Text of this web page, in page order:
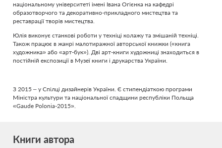
національному університеті імені Івана Огієнка на кафедрі
образотворчого та декоративно-прикладного мистецтва та
реставрації творів мистецтва.
Юлія виконує станкові роботи у техніці колажу та змішаній техніці.
Також працює в жанрі малотиражної авторської книжки («книга
художника» або «арт-бук»). Дві арт-книги художниці знаходиться в
постійній експозиції в Музеї книги і друкарства України.
З 2015 – у Спілці дизайнерів України. Є стипендіаткою програми
Міністра культури та національної спадщини республіки Польща
«Gaude Polonia-2015».
Книги автора